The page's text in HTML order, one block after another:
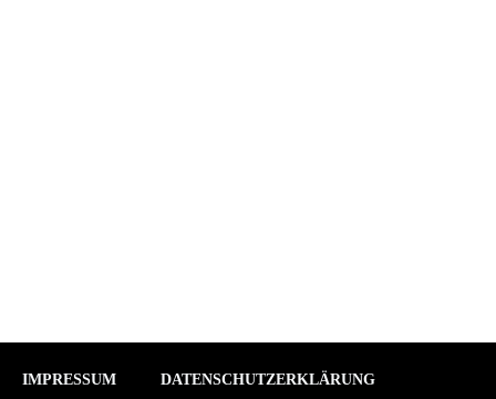
IMPRESSUM DATENSCHUTZERKLÄRUNG